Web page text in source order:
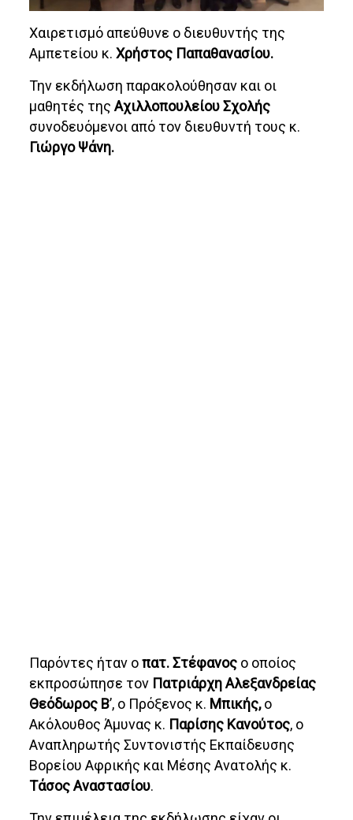
Χαιρετισμό απεύθυνε ο διευθυντής της
Αμπετείου κ.Χρήστος Παπαθανασίου.
Την εκδήλωση παρακολούθησαν και οι
μαθητές της Αχιλλοπουλείου Σχολής
συνοδευόμενοι από τον διευθυντή τους κ.
Γιώργο Ψάνη.
Παρόντες ήταν οπατ. Στέφανος ο οποίος
εκπροσώπησε τον Πατριάρχη Αλεξανδρείας
Θεόδωρος Β’, ο Πρόξενος κ. Μπικής,ο
Ακόλουθος Άμυνας κ. Παρίσης Κανούτος, ο
Αναπληρωτής Συντονιστής Εκπαίδευσης
Βορείου Αφρικής και Μέσης Ανατολής κ.
Τάσος Αναστασίου.